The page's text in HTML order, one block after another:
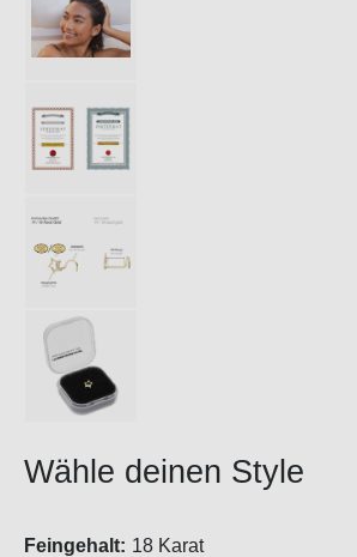
Wähle deinen Style
Feingehalt: 18 Karat